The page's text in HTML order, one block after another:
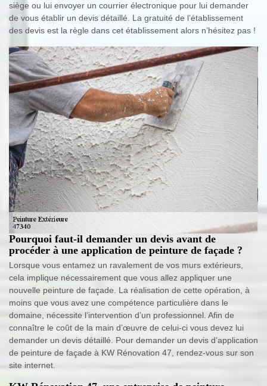
siège ou lui envoyer un courrier électronique pour lui demander
de vous établir un devis détaillé. La gratuité de l’établissement
des devis est la règle dans cet établissement alors n’hésitez pas !
Pourquoi faut-il demander un devis avant de
procéder à une application de peinture de façade ?
Lorsque vous entamez un ravalement de vos murs extérieurs,
cela implique nécessairement que vous allez appliquer une
nouvelle peinture de façade. La réalisation de cette opération, à
moins que vous avez une compétence particulière dans le
domaine, nécessite l’intervention d’un professionnel. Afin de
connaître le coût de la main d’œuvre de celui-ci vous devez lui
demander un devis détaillé. Pour demander un devis d’application
de peinture de façade à KW Rénovation 47, rendez-vous sur son
site internet.